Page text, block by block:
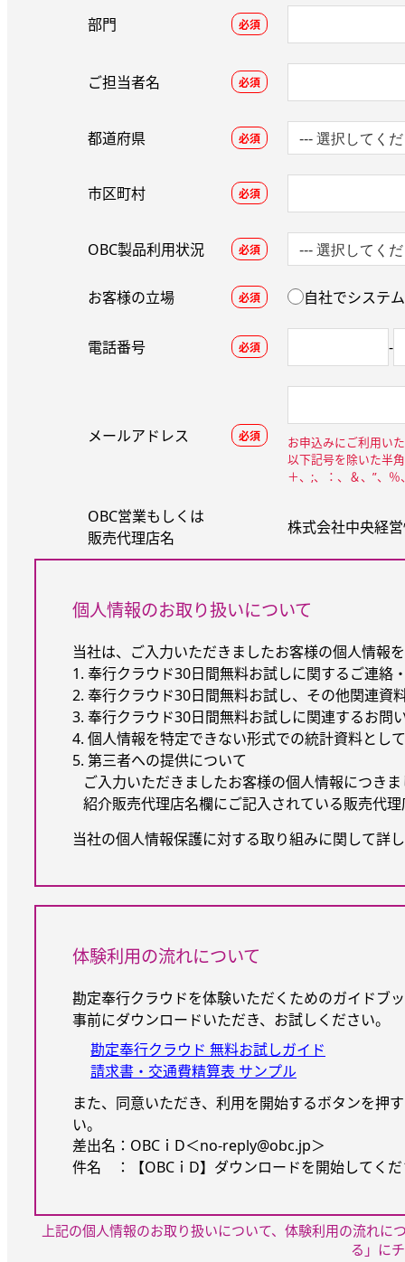
部門 必須
ご担当者名 必須
都道府県 必須
市区町村 必須
OBC製品利用状況 必須
お客様の立場 必須 自社でシステ
電話番号 必須 -
メールアドレス 必須
お申込みにご利用い
以下記号を除いた半
＋、;、：、＆、”、
OBC営業もしくは
販売代理店名
株式会社中央経
個人情報のお取り扱いについて
当社は、ご入力いただきましたお客様の個人情報
1. 奉行クラウド30日間無料お試しに関するご連絡
2. 奉行クラウド30日間無料お試し、その他関連資
3. 奉行クラウド30日間無料お試しに関連するお問
4. 個人情報を特定できない形式での統計資料とし
5. 第三者への提供について
ご入力いただきましたお客様の個人情報につき
紹介販売代理店名欄にご記入されている販売代
当社の個人情報保護に対する取り組みに関して詳
体験利用の流れについて
勘定奉行クラウドを体験いただくためのガイドブ
事前にダウンロードいただき、お試しください。
勘定奉行クラウド 無料お試しガイド
請求書・交通費精算表 サンプル
また、同意いただき、利用を開始するボタンを押
い。
差出名：OBCｉD＜no-reply@obc.jp＞
件名 ：【OBCｉD】ダウンロードを開始してく
上記の個人情報のお取り扱いについて、体験利用の流れに
る」に